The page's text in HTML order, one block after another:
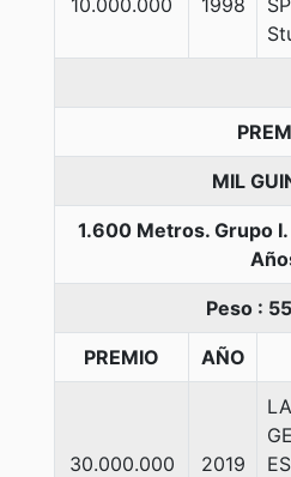
10.000.000 1998
MIL
1.600 Metros. Grupo
Peso :
PREMIO AÑO
30.000.000 2019